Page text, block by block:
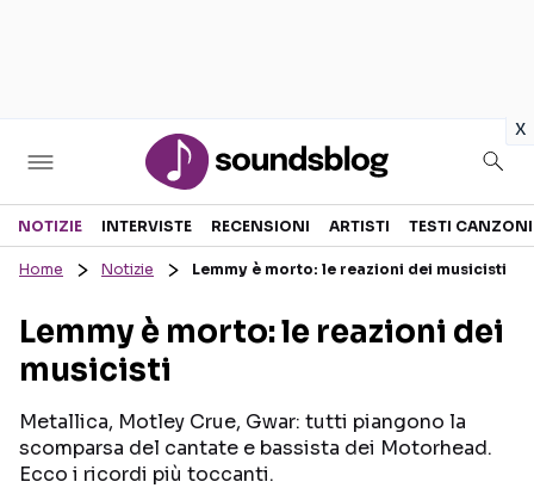
x
Sezioni
RECENSIONI MUSICALI
INTERVISTE
GOSSIP E CURIOSITÀ
TESTI CANZONI
TALENT SHOW
NOTIZIE INTERVISTE RECENSIONI ARTISTI TESTI CANZONI
Home Notizie Lemmy è morto: le reazioni dei musicisti
Lemmy è morto: le reazioni dei
musicisti
Metallica, Motley Crue, Gwar: tutti piangono la
scomparsa del cantate e bassista dei Motorhead.
Ecco i ricordi più toccanti.